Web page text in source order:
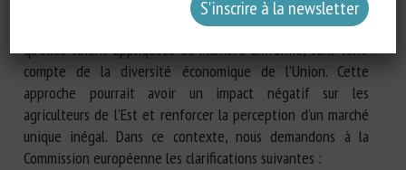
Certains craignent que ces réglementations soient conçues
pour les grandes exploitations d’Europe occidentale et
qu’elles soient appliquées de manière uniforme, sans tenir
compte de la diversité économique de l’Union. Cette
approche pourrait avoir un impact négatif sur les
agriculteurs de l’Est et renforcer la perception d’un marché
unique inégal. Dans ce contexte, nous demandons à la
Commission européenne les clarifications suivantes :